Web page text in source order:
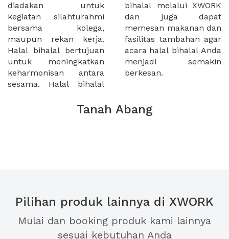
diadakan untuk
kegiatan silahturahmi
bersama kolega,
maupun rekan kerja.
Halal bihalal bertujuan
untuk meningkatkan
keharmonisan antara
sesama. Halal bihalal
bihalal melalui XWORK
dan juga dapat
memesan makanan dan
fasilitas tambahan agar
acara halal bihalal Anda
menjadi semakin
berkesan.
Tanah Abang
Pilihan produk lainnya di XWORK
Mulai dan booking produk kami lainnya
sesuai kebutuhan Anda